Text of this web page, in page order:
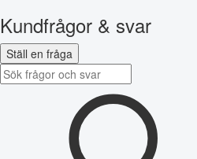
Kundfrågor & svar
Ställ en fråga